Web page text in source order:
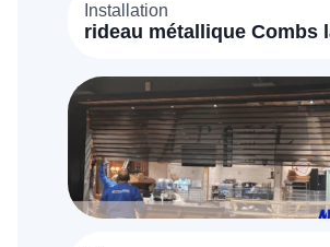
Installation
rideau métallique Combs